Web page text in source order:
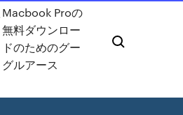
Macbook Proの
無料ダウンロー
ドのためのグー
グルアース